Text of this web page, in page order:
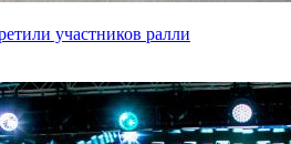
участников ралли